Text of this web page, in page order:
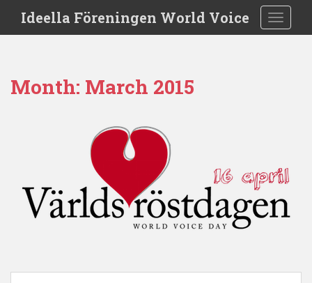
i
Ideella Föreningen World Voice
Month: March 2015